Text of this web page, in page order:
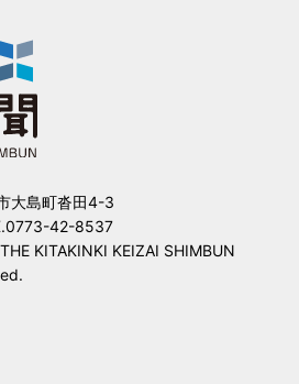
大島町沓田4-3
42-8537
KITAKINKI KEIZAI SHIMBUN